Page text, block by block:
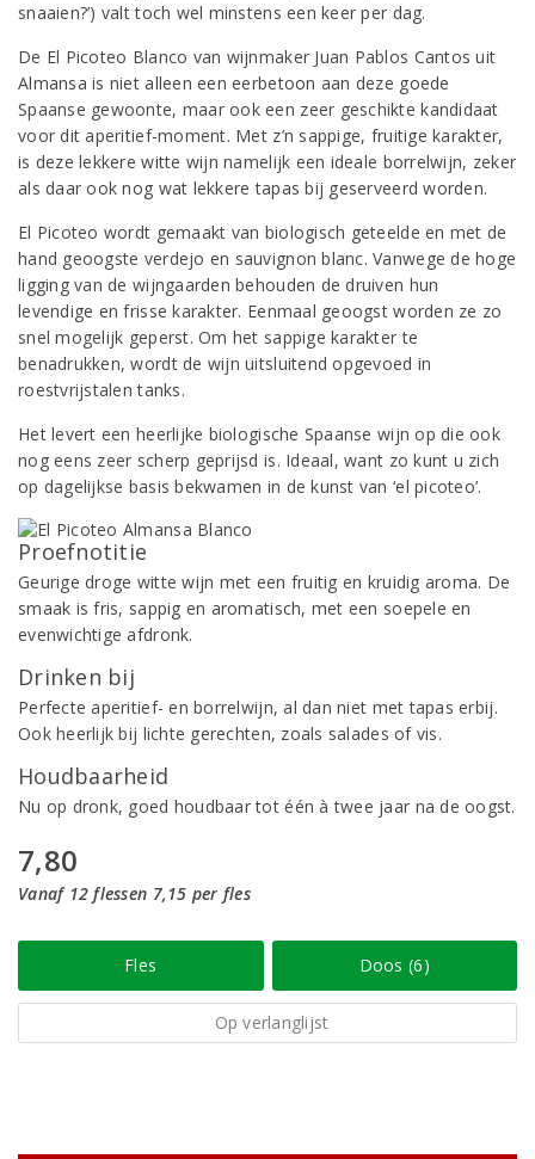
snaaien?’) valt toch wel minstens een keer per dag.
De El Picoteo Blanco van wijnmaker Juan Pablos Cantos uit
Almansa is niet alleen een eerbetoon aan deze goede
Spaanse gewoonte, maar ook een zeer geschikte kandidaat
voor dit aperitief-moment. Met z’n sappige, fruitige karakter,
is deze lekkere witte wijn namelijk een ideale borrelwijn, zeker
als daar ook nog wat lekkere tapas bij geserveerd worden.
El Picoteo wordt gemaakt van biologisch geteelde en met de
hand geoogste verdejo en sauvignon blanc. Vanwege de hoge
ligging van de wijngaarden behouden de druiven hun
levendige en frisse karakter. Eenmaal geoogst worden ze zo
snel mogelijk geperst. Om het sappige karakter te
benadrukken, wordt de wijn uitsluitend opgevoed in
roestvrijstalen tanks.
Het levert een heerlijke biologische Spaanse wijn op die ook
nog eens zeer scherp geprijsd is. Ideaal, want zo kunt u zich
op dagelijkse basis bekwamen in de kunst van ‘el picoteo’.
Proefnotitie
Geurige droge witte wijn met een fruitig en kruidig aroma. De
smaak is fris, sappig en aromatisch, met een soepele en
evenwichtige afdronk.
Drinken bij
Perfecte aperitief- en borrelwijn, al dan niet met tapas erbij.
Ook heerlijk bij lichte gerechten, zoals salades of vis.
Houdbaarheid
Nu op dronk, goed houdbaar tot één à twee jaar na de oogst.
7,80
Vanaf 12 flessen 7,15 per fles
Fles Doos (6)
Op verlanglijst